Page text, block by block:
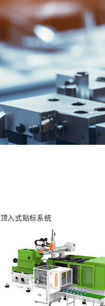
顶入式贴标系统